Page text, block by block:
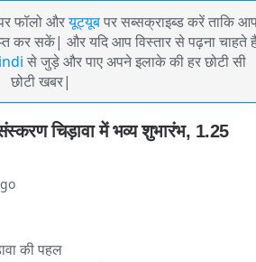
फॉलो औरयूट्यूब पर सब्सक्राइब्ड करें ताकि
कर सकें| और यदि आप विस्तार से पढ़ना चाहते
से जुड़े और पाए अपने इलाके की हर छोटी सी
छोटी खबर|
चिड़ावा में भव्य शुभारंभ, 1.25
की पहल